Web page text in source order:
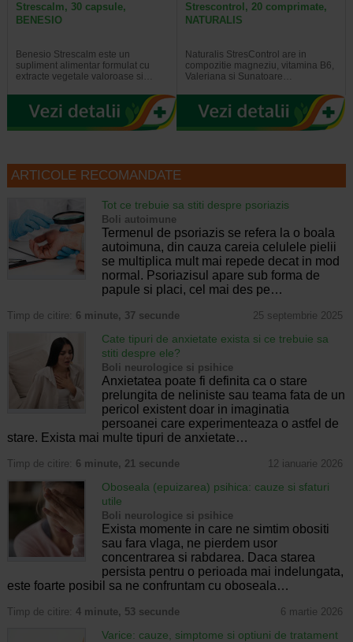
Strescalm, 30 capsule,
BENESIO
Benesio Strescalm este un
supliment alimentar formulat cu
extracte vegetale valoroase si…
Strescontrol, 20 comprimate,
NATURALIS
Naturalis StresControl are in
compozitie magneziu, vitamina B6,
Valeriana si Sunatoare…
ARTICOLE RECOMANDATE
Tot ce trebuie sa stiti despre psoriazis
Boli autoimune
Termenul de psoriazis se refera la o boala
autoimuna, din cauza careia celulele pielii
se multiplica mult mai repede decat in mod
normal. Psoriazisul apare sub forma de
papule si placi, cel mai des pe…
Timp de citire: 6 minute, 37 secunde 25 septembrie 2025
Cate tipuri de anxietate exista si ce trebuie sa
stiti despre ele?
Boli neurologice si psihice
Anxietatea poate fi definita ca o stare
prelungita de neliniste sau teama fata de un
pericol existent doar in imaginatia
persoanei care experimenteaza o astfel de
stare. Exista mai multe tipuri de anxietate…
Timp de citire: 6 minute, 21 secunde 12 ianuarie 2026
Oboseala (epuizarea) psihica: cauze si sfaturi
utile
Boli neurologice si psihice
Exista momente in care ne simtim obositi
sau fara vlaga, ne pierdem usor
concentrarea si rabdarea. Daca starea
persista pentru o perioada mai indelungata,
este foarte posibil sa ne confruntam cu oboseala…
Timp de citire: 4 minute, 53 secunde 6 martie 2026
Varice: cauze, simptome si optiuni de tratament